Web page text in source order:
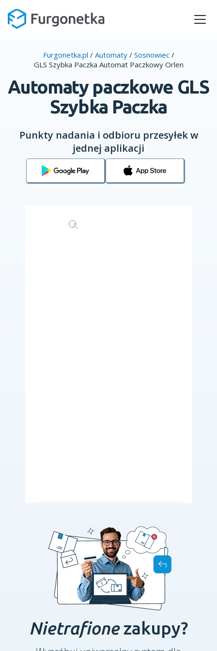
Furgonetka.pl / Automaty / Sosnowiec /
GLS Szybka Paczka Automat Paczkowy Orlen
Automaty paczkowe GLS
Szybka Paczka
Punkty nadania i odbioru przesyłek w
jednej aplikacji
Nietrafionezakupy?